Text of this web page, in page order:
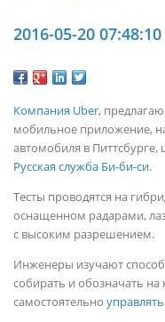
2016-05-20 07:48:10
Компания Uber,
мобильное приложение,
автомобиля в
Русская служба Би-би-си.
Тесты проводятся на
оснащенном радарами,
с высоким разрешением.
Инженеры изучают
собирать и обозначать
самостоятельно